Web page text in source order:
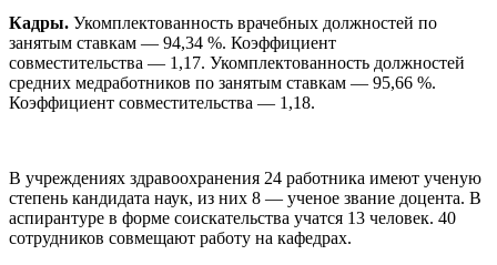
Кадры. Укомплектованность врачебных должностей по
занятым ставкам — 94,34 %. Коэффициент
совместительства — 1,17. Укомплектованность должностей
средних медработников по занятым ставкам — 95,66 %.
Коэффициент совместительства — 1,18.
В учреждениях здравоохранения 24 работника имеют ученую
степень кандидата наук, из них 8 — ученое звание доцента. В
аспирантуре в форме соискательства учатся 13 человек. 40
сотрудников совмещают работу на кафедрах.